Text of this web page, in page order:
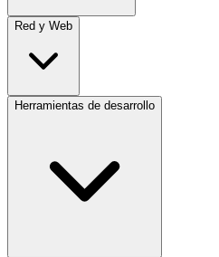
Red y Web
Herramientas de desarrollo